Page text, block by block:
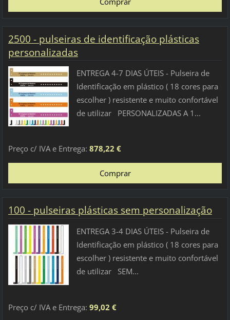
2500 - pulseiras de identificação plásticas
personalizadas
ENTREGA 4-7 DIAS ÚTEIS - Pulseira de
Identificação em plástico ( 18 cores para
escolher ) resistente e muito confortável
de utilizar PERSONALIZADAS A 1...
Preço c/ IVA e Entrega: 878,22 €
100 - pulseiras plásticas sem personalização
ENTREGA 3-4 DIAS ÚTEIS - Pulseira de
Identificação em plástico ( 18 cores para
escolher ) resistente e muito confortável
de utilizar SEM...
Preço c/ IVA e Entrega: 99,02 €